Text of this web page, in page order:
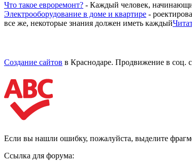
Что такое евроремонт? - Каждый человек,
Электрооборудование в доме и квартире -
все же, некоторые знания должен иметь каждый
Создание сайтов в Краснодаре. Продвижение в соц.
Если вы нашли ошибку, пожалуйста, выделите
Ссылка для форума: